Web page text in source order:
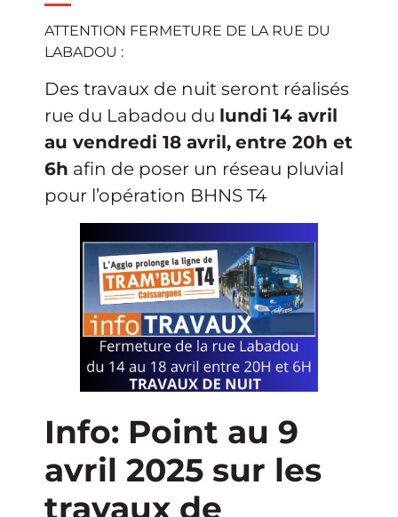
ATTENTION FERMETURE DE LA RUE DU
LABADOU :
Des travaux de nuit seront réalisés
rue du Labadou du lundi 14 avril
au vendredi 18 avril, entre 20h et
6h afin de poser un réseau pluvial
pour l’opération BHNS T4
Info: Point au 9
avril 2025 sur les
travaux de